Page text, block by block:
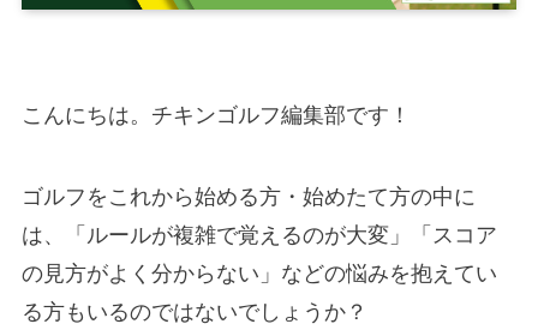
こんにちは。チキンゴルフ編集部です！
ゴルフをこれから始める方・始めたて方の中に
は、「ルールが複雑で覚えるのが大変」「スコア
の見方がよく分からない」などの悩みを抱えてい
る方もいるのではないでしょうか？